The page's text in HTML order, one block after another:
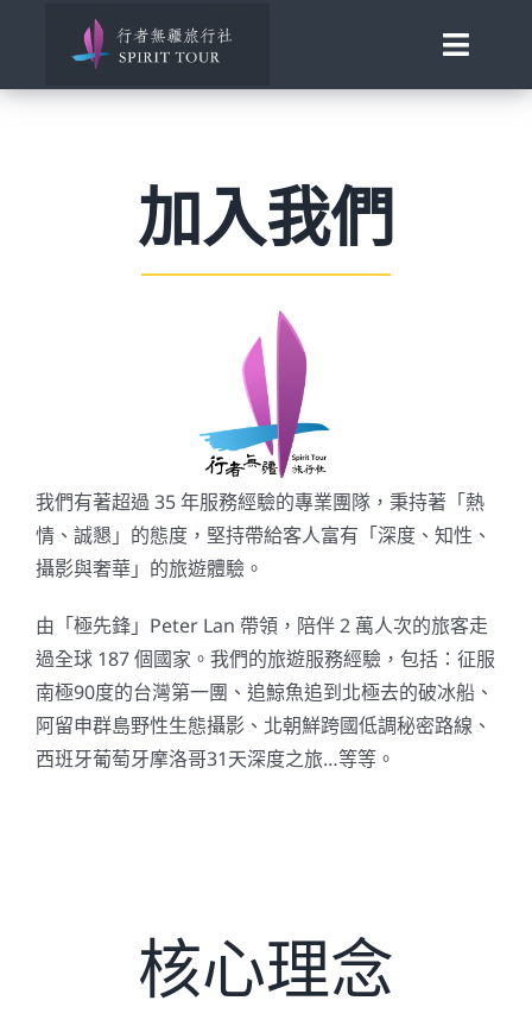
Toggle
合作邀約
加入我們
我們有著超過 35 年服務經驗的專業團隊，秉持著「熱
情、誠懇」的態度，堅持帶給客人富有「深度、知性、
攝影與奢華」的旅遊體驗。
由「極先鋒」Peter Lan 帶領，陪伴 2 萬人次的旅客走
過全球 187 個國家。我們的旅遊服務經驗，包括：征服
南極90度的台灣第一團、追鯨魚追到北極去的破冰船、
阿留申群島野性生態攝影、北朝鮮跨國低調秘密路線、
西班牙葡萄牙摩洛哥31天深度之旅…等等。
核心理念